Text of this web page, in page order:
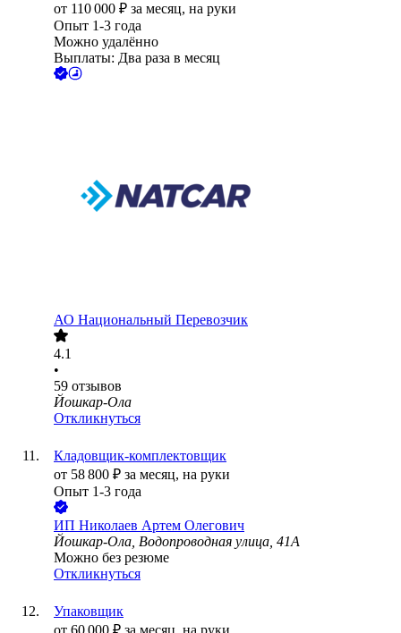
от 110 000 ₽ за месяц, на руки
Опыт 1-3 года
Можно удалённо
Выплаты: Два раза в месяц
АО Национальный Перевозчик
4.1
•
59 отзывов
Йошкар-Ола
Откликнуться
Кладовщик-комплектовщик
от 58 800 ₽ за месяц, на руки
Опыт 1-3 года
ИП Николаев Артем Олегович
Йошкар-Ола, Водопроводная улица, 41А
Можно без резюме
Откликнуться
Упаковщик